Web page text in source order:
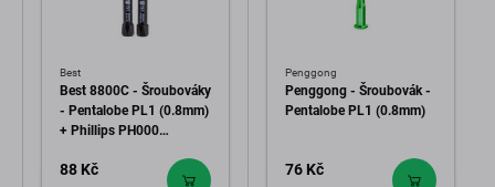
Best
Best 8800C - Šroubováky
- Pentalobe PL1 (0.8mm)
+ Phillips PH000
88 Kč
Penggong
Penggong - Šroubovák -
Pentalobe PL1 (0.8mm)
76 Kč